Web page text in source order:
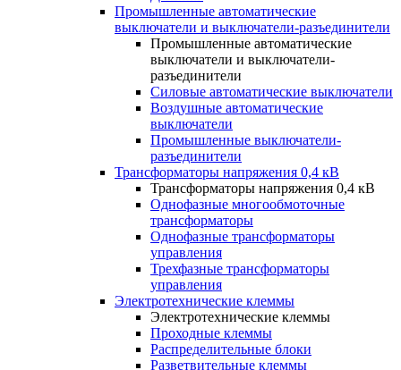
Промышленные автоматические
выключатели и выключатели-разъединители
Промышленные автоматические
выключатели и выключатели-
разъединители
Силовые автоматические выключатели
Воздушные автоматические
выключатели
Промышленные выключатели-
разъединители
Трансформаторы напряжения 0,4 кВ
Трансформаторы напряжения 0,4 кВ
Однофазные многообмоточные
трансформаторы
Однофазные трансформаторы
управления
Трехфазные трансформаторы
управления
Электротехнические клеммы
Электротехнические клеммы
Проходные клеммы
Распределительные блоки
Разветвительные клеммы